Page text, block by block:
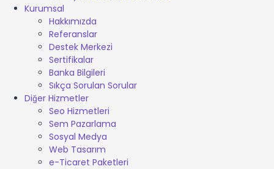
Kurumsal
Hakkımızda
Referanslar
Destek Merkezi
Sertifikalar
Banka Bilgileri
Sıkça Sorulan Sorular
Diğer Hizmetler
Seo Hizmetleri
Sem Pazarlama
Sosyal Medya
Web Tasarım
e-Ticaret Paketleri